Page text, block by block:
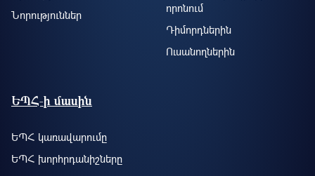
Նորություններ
որոնում
Դիմորդներին
Ուսանողներին
ԵՊՀ-ի մասին
ԵՊՀ կառավարումը
ԵՊՀ խորհրդանիշները